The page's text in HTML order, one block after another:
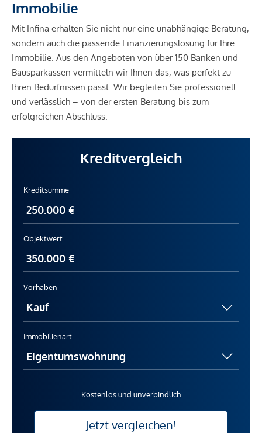
Immobilie
Mit Infina erhalten Sie nicht nur eine unabhängige Beratung,
sondern auch die passende Finanzierungslösung für Ihre
Immobilie. Aus den Angeboten von über 150 Banken und
Bausparkassen vermitteln wir Ihnen das, was perfekt zu
Ihren Bedürfnissen passt. Wir begleiten Sie professionell
und verlässlich – von der ersten Beratung bis zum
erfolgreichen Abschluss.
Kreditvergleich
Kreditsumme
Objektwert
Vorhaben
Immobilienart
Kostenlos und unverbindlich
Jetzt vergleichen!